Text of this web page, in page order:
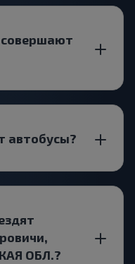
совершают
автобусы?
ОБЛ.?